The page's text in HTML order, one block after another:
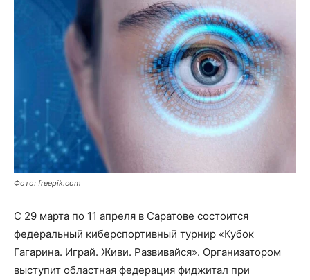
Фото: freepik.com
С 29 марта по 11 апреля в Саратове состоится
федеральный киберспортивный турнир «Кубок
Гагарина. Играй. Живи. Развивайся». Организатором
выступит областная федерация фиджитал при